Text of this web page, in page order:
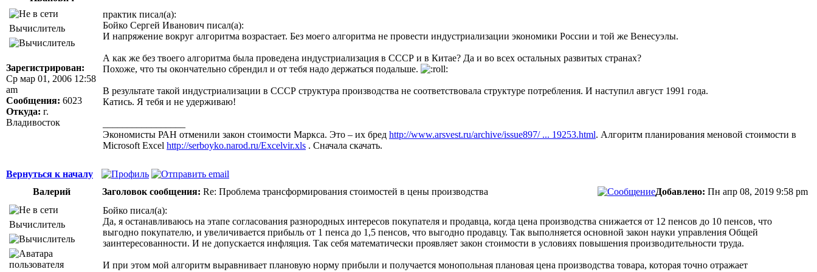
Вычислитель
Зарегистрирован:
Ср мар 01, 2006 12:58
am
Сообщения: 6023
Откуда: г.
Владивосток
практик писал(а):
Бойко Сергей Иванович писал(а):
И напряжение вокруг алгоритма возрастает. Без моего алгоритма не провести индустриализации экономики России и той же Венесуэлы.
А как же без твоего алгоритма была проведена индустриализация в СССР и в Китае? Да и во всех остальных развитых странах?
Похоже, что ты окончательно сбрендил и от тебя надо держаться подальше.
В результате такой индустриализации в СССР структура производства не соответствовала структуре потребления. И наступил август 1991 года.
Катись. Я тебя и не удерживаю!
Экономисты РАН отменили закон стоимости Маркса. Это – их бред http://www.arsvest.ru/archive/issue897/ ... 19253.html. Алгоритм планирования меновой стоимости в
Microsoft Excel http://serboyko.narod.ru/Excelvir.xls . Сначала скачать.
Вернуться к началу
Валерий
Заголовок сообщения: Re: Проблема трансформирования стоимостей в цены производства Добавлено: Пн апр 08, 2019 9:58 pm
Вычислитель
Бойко писал(а):
Да, я останавливаюсь на этапе согласования разнородных интересов покупателя и продавца, когда цена производства снижается от 12 пенсов до 10 пенсов, что
выгодно покупателю, и увеличивается прибыль от 1 пенса до 1,5 пенсов, что выгодно продавцу. Так выполняется основной закон науки управления Общей
заинтересованности. И не допускается инфляция. Так себя математически проявляет закон стоимости в условиях повышения производительности труда.
И при этом мой алгоритм выравнивает плановую норму прибыли и получается монопольная плановая цена производства товара, которая точно отражает